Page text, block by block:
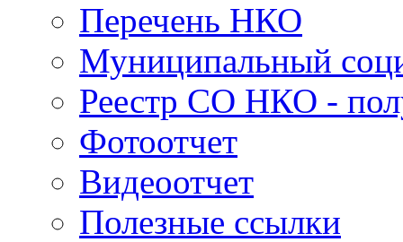
Перечень НКО
Муниципальный
Реестр СО НКО -
Фотоотчет
Видеоотчет
Полезные ссылки